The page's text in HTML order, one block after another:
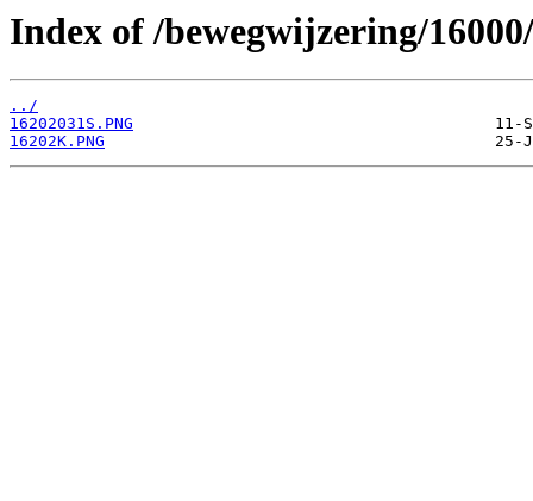
Index of /bewegwijzering/
../
16202031S.PNG
16202K.PNG